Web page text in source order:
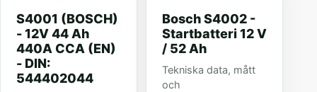
S4001 (BOSCH)
- 12V 44 Ah
440A CCA (EN)
- DIN:
544402044
Bosch S4002 -
Startbatteri 12 V
/ 52 Ah
Tekniska data, mått
och